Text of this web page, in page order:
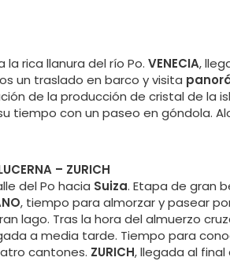
rica llanura del río Po. VENECIA,
un traslado en barco y visita
de la producción de cristal de la
tiempo con un paseo en góndola.
– ZURICH
del Po hacia Suiza. Etapa de gran
, tiempo para almorzar y pasear
lago. Tras la hora del almuerzo
a media tarde. Tiempo para
cantones. ZURICH, llegada al